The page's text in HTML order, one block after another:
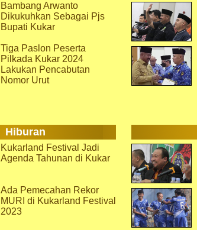
Bambang Arwanto
Dikukuhkan Sebagai Pjs
Bupati Kukar
Tiga Paslon Peserta
Pilkada Kukar 2024
Lakukan Pencabutan
Nomor Urut
Hiburan
Kukarland Festival Jadi
Agenda Tahunan di Kukar
Ada Pemecahan Rekor
MURI di Kukarland Festival
2023